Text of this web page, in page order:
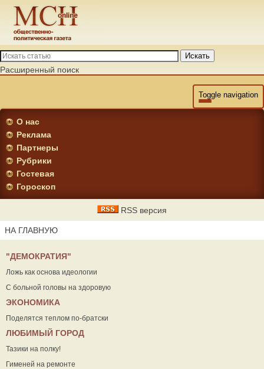
Искать
Расширенный поиск
Toggle navigation
О нас
Реклама
Партнеры
Рубрики
Гостевая
Гороскоп
RSS версия
НА ГЛАВНУЮ
"ДЕМОКРАТИЯ"
Ложь как основа идеологии
С больной головы на здоровую
ЭКОНОМИКА
Поделятся теплом по-братски
ЛЮБИМЫЙ ГОРОД
Тазики на полку!
Гименей на ремонте